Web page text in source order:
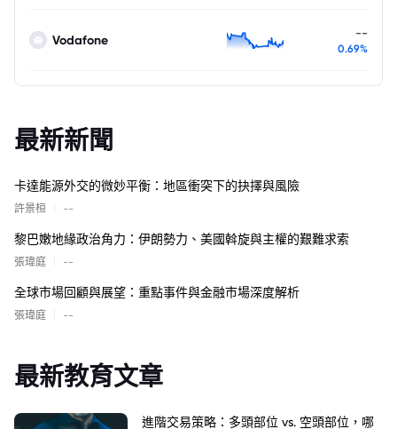
Vodafone --
0.69%
最新新聞
卡達能源外交的微妙平衡：地區衝突下的抉擇與風險
許景桓 --
黎巴嫩地緣政治角力：伊朗勢力、美國斡旋與主權的艱難求索
張瑋庭 --
全球市場回顧與展望：重點事件與金融市場深度解析
張瑋庭 --
最新教育文章
進階交易策略：多頭部位 vs. 空頭部位，哪